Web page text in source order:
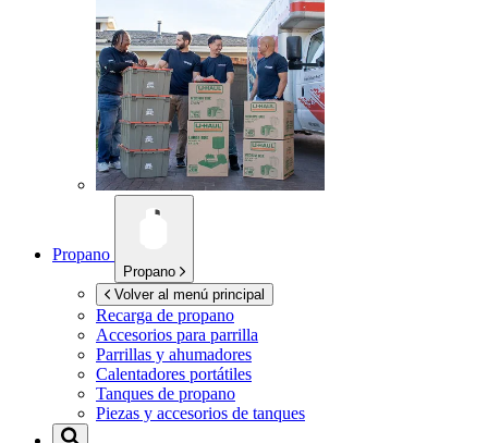
Propano
Propano
Volver al menú principal
Recarga de propano
Accesorios para parrilla
Parrillas y ahumadores
Calentadores portátiles
Tanques de propano
Piezas y accesorios de tanques